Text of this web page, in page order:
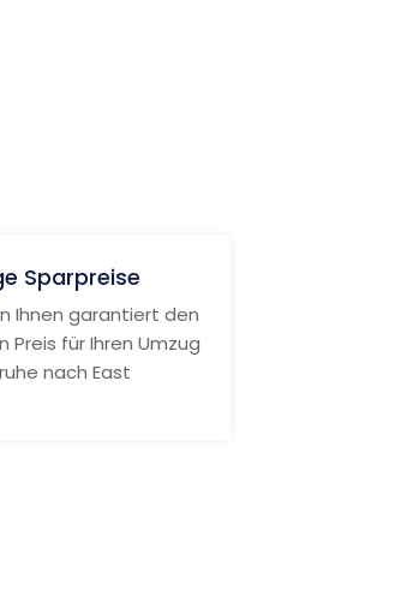
Sparpreise
Ihnen garantiert den
Preis für Ihren Umzug
nach East